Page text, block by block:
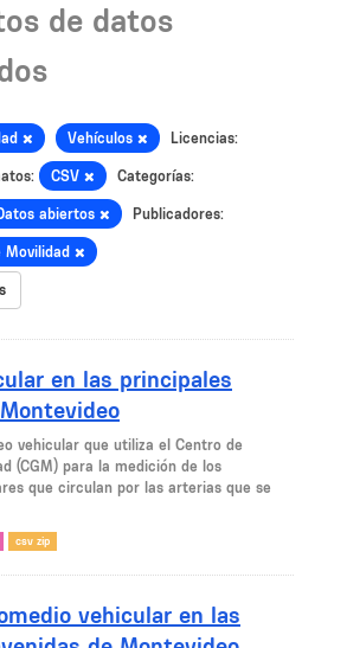
de datos
Vehículos Licencias:
CSV Categorías:
abiertos Publicadores:
Movilidad
en las principales
vehicular que utiliza el Centro de
(CGM) para la medición de los
que circulan por las arterias que se
csv zip
vehicular en las